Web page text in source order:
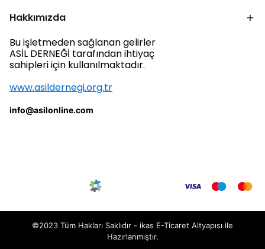
Hakkımızda
Bu işletmeden sağlanan gelirler
ASİL DERNEĞİ tarafından ihtiyaç
sahipleri için kullanılmaktadır.
www.asildernegi.org.tr
info@asilonline.com
©2023 Tüm Hakları Saklıdır - ikas E-Ticaret Altyapısı ile
Hazırlanmıştır.